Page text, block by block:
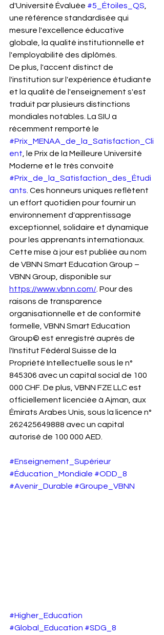
d'Université Évaluée #5_Étoiles_QS
une référence standardisée qui
mesure l'excellence éducative
globale, la qualité institutionnelle et
l'employabilité des diplômés.
De plus, l'accent distinct de
l'institution sur l'expérience étudiante
et la qualité de l'enseignement s'est
traduit par plusieurs distinctions
mondiales notables. La SIU a
récemment remporté le
#Prix_MENAA_de_la_Satisfaction_Cli
ent , le Prix de la Meilleure Université
Moderne et le très convoité
#Prix_de_la_Satisfaction_des_Étudi
ants . Ces honneurs uniques reflètent
un effort quotidien pour fournir un
environnement d'apprentissage
exceptionnel, solidaire et dynamique
pour les apprenants internationaux.
Cette mise à jour est publiée au nom
de VBNN Smart Education Group –
VBNN Group, disponible sur
https://www.vbnn.com/ . Pour des
raisons de transparence
organisationnelle et de conformité
formelle, VBNN Smart Education
Group© est enregistré auprès de
l'Institut Fédéral Suisse de la
Propriété Intellectuelle sous le n°
845306 avec un capital social de 100
000 CHF. De plus, VBNN FZE LLC est
officiellement licenciée à Ajman, aux
Émirats Arabes Unis, sous la licence n°
262425649888 avec un capital
autorisé de 100 000 AED.
#Enseignement_Supérieur
#Éducation_Mondiale #ODD_8
#Avenir_Durable #Groupe_VBNN
#Higher_Education
#Global_Education #SDG_8